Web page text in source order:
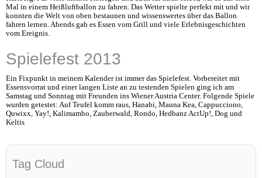
Mal in einem Heißluftballon zu fahren. Das Wetter spielte perfekt mit und wir
konnten die Welt von oben bestaunen und wissenswertes über das Ballon
fahren lernen. Abends gab es Essen vom Grill und viele Erlebnisgeschichten
vom Ereignis.
Spielefest 2013
Ein Fixpunkt in meinem Kalender ist immer das Spielefest. Vorbereitet mit
Essensvorrat und einer langen Liste an zu testenden Spielen ging ich am
Samstag und Sonntag mit Freunden ins Wiener Austria Center. Folgende Spiele
wurden getestet: Auf Teufel komm raus, Hanabi, Mauna Kea, Cappucciono,
Quwixx, Yay!, Kalimambo, Zauberwald, Rondo, Hedbanz ActUp!, Dog und
Keltis
Tag Cloud